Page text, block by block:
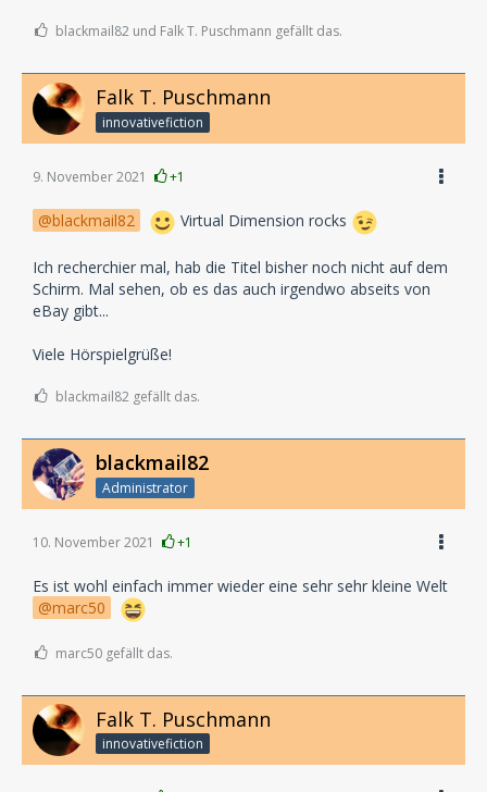
blackmail82 und Falk T. Puschmann gefällt das.
Falk T. Puschmann
innovativefiction
9. November 2021 +1
blackmail82 Virtual Dimension rocks
Ich recherchier mal, hab die Titel bisher noch nicht auf dem
Schirm. Mal sehen, ob es das auch irgendwo abseits von
eBay gibt...
Viele Hörspielgrüße!
blackmail82 gefällt das.
blackmail82
Administrator
10. November 2021 +1
Es ist wohl einfach immer wieder eine sehr sehr kleine Welt
marc50
marc50 gefällt das.
Falk T. Puschmann
innovativefiction